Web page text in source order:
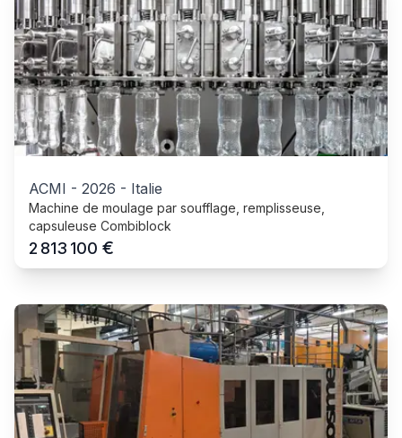
ACMI - 2026 - Italie
Machine de moulage par soufflage, remplisseuse,
capsuleuse Combiblock
2 813 100 €